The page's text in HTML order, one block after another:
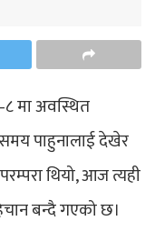
मा अवस्थित
पाहुनालाई देखेर
थियो, आज त्यही
बन्दै गएको छ।